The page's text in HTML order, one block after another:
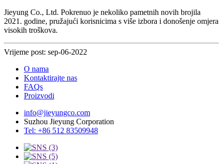
Jieyung Co., Ltd. Pokrenuo je nekoliko pametnih novih brojila
2021. godine, pružajući korisnicima s više izbora i donošenje omjera
visokih troškova.
Vrijeme post: sep-06-2022
O nama
Kontaktirajte nas
FAQs
Proizvodi
info@jieyungco.com
Suzhou Jieyung Corporation
Tel: +86 512 83509948